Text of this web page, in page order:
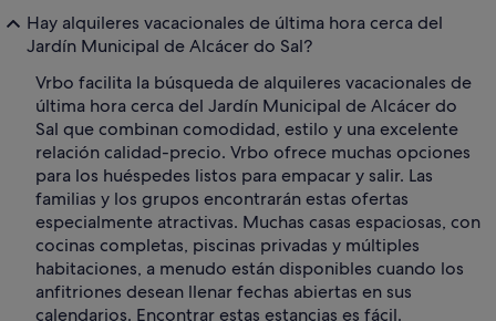
Hay alquileres vacacionales de última hora cerca del
Jardín Municipal de Alcácer do Sal?
Vrbo facilita la búsqueda de alquileres vacacionales de
última hora cerca del Jardín Municipal de Alcácer do
Sal que combinan comodidad, estilo y una excelente
relación calidad-precio. Vrbo ofrece muchas opciones
para los huéspedes listos para empacar y salir. Las
familias y los grupos encontrarán estas ofertas
especialmente atractivas. Muchas casas espaciosas, con
cocinas completas, piscinas privadas y múltiples
habitaciones, a menudo están disponibles cuando los
anfitriones desean llenar fechas abiertas en sus
calendarios. Encontrar estas estancias es fácil.